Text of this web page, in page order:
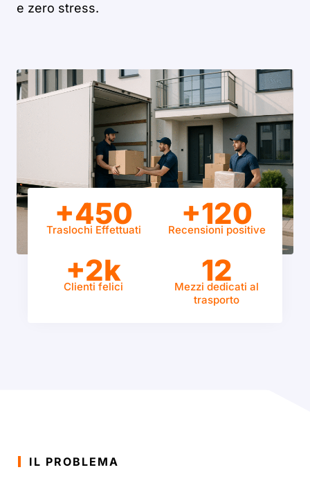
e zero stress.
+450
Traslochi Effettuati +120
Recensioni positive
+2k
Clienti felici 12
Mezzi dedicati al
trasporto
IL PROBLEMA